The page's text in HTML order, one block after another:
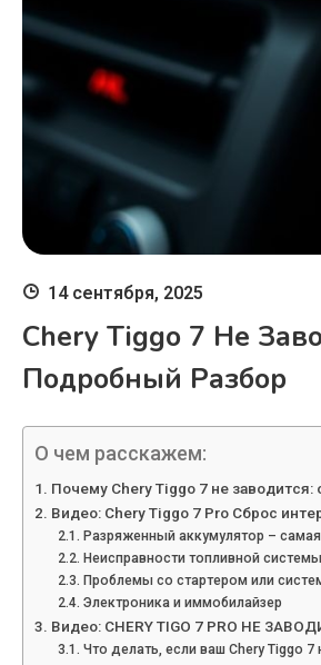
14 сентября, 2025
Chery Tiggo 7 Не
Подробный Разбор
О чем расскажем:
Почему Chery Tiggo 7 не
Видео: Chery Tiggo 7 Pro Сброс
Разряженный аккумулятор –
Неисправности топливной системы
Проблемы со стартером или
Электроника и иммобилайзер
Видео: CHERY TIGO 7 PRO НЕ
Что делать, если ваш Chery Tiggo 7